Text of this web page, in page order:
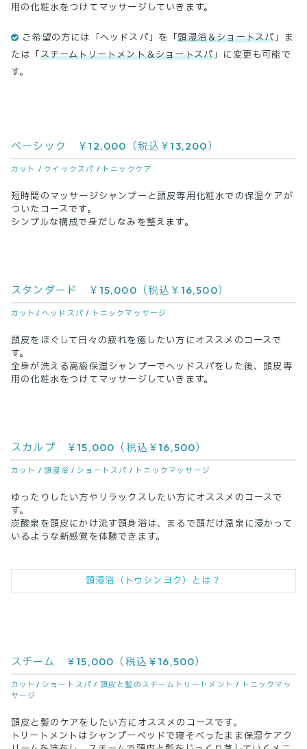
用の化粧水をつけてマッサージしていきます。
ご希望の方には「ヘッドスパ」を「頭浸浴＆ショートスパ 」ま
たは「スチームトリートメント＆ショートスパ 」に変更も可能で
す。
ベーシック ￥12,000（税込￥13,200）
カット / クイックスパ / トニックケア
短時間のマッサージシャンプーと頭皮専用化粧水での保湿ケアが
ついたコースです。
シンプルな構成で身だしなみを整えます。
スタンダード ￥15,000（税込￥16,500）
カット/ ヘッドスパ / トニックマッサージ
頭皮をほぐして日々の疲れを癒したい方にオススメのコースで
す。
全身が洗える高級保湿シャンプーでヘッドスパをした後、頭皮専
用の化粧水をつけてマッサージしていきます。
スカルプ ￥15,000（税込￥16,500）
カット /頭浸浴 / ショートスパ / トニックマッサージ
ゆったりしたい方やリラックスしたい方にオススメのコースで
す。
炭酸泉を頭皮にかけ流す頭身浴は、まるで頭だけ温泉に浸かって
いるような新感覚を体験できます。
頭浸浴（トウシンヨク）とは？
スチーム ￥15,000（税込￥16,500）
カット/ ショートスパ / 頭皮と髪のスチームトリートメント / トニックマッ
サージ
頭皮と髪のケアをしたい方にオススメのコースです。
トリートメントはシャンプーベッドで寝そべったまま保湿ケアク